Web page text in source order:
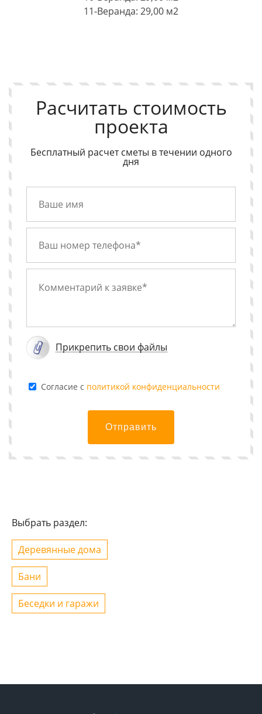
11-Веранда: 29,00 м2
Расчитать стоимость
проекта
Бесплатный расчет сметы в течении одного
дня
Прикрепить свои файлы
Cогласие с политикой конфиденциальности
Отправить
Выбрать раздел:
Деревянные дома
Бани
Беседки и гаражи